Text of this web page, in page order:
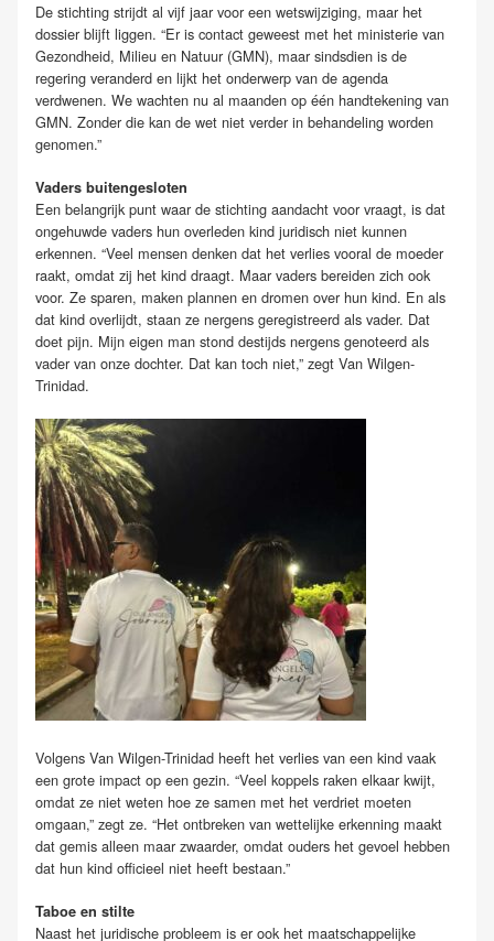
De stichting strijdt al vijf jaar voor een wetswijziging, maar het
dossier blijft liggen. “Er is contact geweest met het ministerie van
Gezondheid, Milieu en Natuur (GMN), maar sindsdien is de
regering veranderd en lijkt het onderwerp van de agenda
verdwenen. We wachten nu al maanden op één handtekening van
GMN. Zonder die kan de wet niet verder in behandeling worden
genomen.”
Vaders buitengesloten
Een belangrijk punt waar de stichting aandacht voor vraagt, is dat
ongehuwde vaders hun overleden kind juridisch niet kunnen
erkennen. “Veel mensen denken dat het verlies vooral de moeder
raakt, omdat zij het kind draagt. Maar vaders bereiden zich ook
voor. Ze sparen, maken plannen en dromen over hun kind. En als
dat kind overlijdt, staan ze nergens geregistreerd als vader. Dat
doet pijn. Mijn eigen man stond destijds nergens genoteerd als
vader van onze dochter. Dat kan toch niet,” zegt Van Wilgen-
Trinidad.
Volgens Van Wilgen-Trinidad heeft het verlies van een kind vaak
een grote impact op een gezin. “Veel koppels raken elkaar kwijt,
omdat ze niet weten hoe ze samen met het verdriet moeten
omgaan,” zegt ze. “Het ontbreken van wettelijke erkenning maakt
dat gemis alleen maar zwaarder, omdat ouders het gevoel hebben
dat hun kind officieel niet heeft bestaan.”
Taboe en stilte
Naast het juridische probleem is er ook het maatschappelijke